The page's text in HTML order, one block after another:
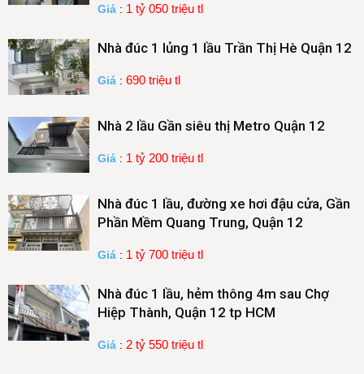
Giá : 1 tỷ 050 triệu tl
Nhà đúc 1 lủng 1 lầu Trần Thị Hè Quận 12
Giá : 690 triệu tl
Nhà 2 lầu Gần siêu thị Metro Quận 12
Giá : 1 tỷ 200 triệu tl
Nhà đúc 1 lầu, đường xe hơi đậu cửa, Gần
Phần Mềm Quang Trung, Quận 12
Giá : 1 tỷ 700 triệu tl
Nhà đúc 1 lầu, hẻm thông 4m sau Chợ
Hiệp Thành, Quận 12 tp HCM
Giá : 2 tỷ 550 triệu tl